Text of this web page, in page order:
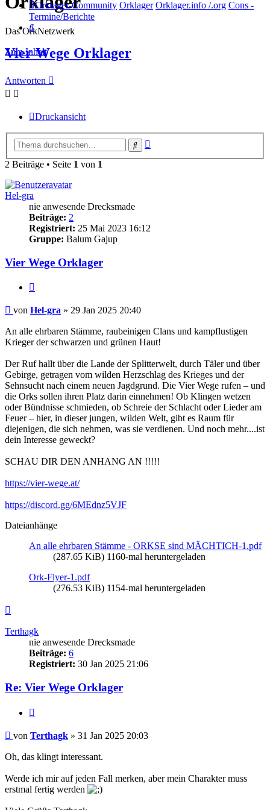
Das OrkNetzwerk
Zum Inhalt
Orklager-Community Orklager Orklager.info /.org Cons -
Termine/Berichte
Suche
Vier Wege Orklager
Antworten
Druckansicht
Suche
2 Beiträge • Seite 1 von 1
Hel-gra
nie anwesende Drecksmade
Beiträge: 2
Registriert: 25 Mai 2023 16:12
Gruppe: Balum Gajup
Vier Wege Orklager
Beitrag
von Hel-gra » 29 Jan 2025 20:40
An alle ehrbaren Stämme, raubeinigen Clans und kampflustigen
Krieger der schwarzen und grünen Haut!
Der Ruf hallt über die Lande der Splitterwelt, durch Täler und über
Gebirge, getragen vom wilden Herzschlag des Krieges und der
Sehnsucht nach einem neuen Jagdgrund. Die Vier Wege rufen – und
die Orks sollen ihren Platz darin einnehmen! Ob Klingen wetzen
oder Bündnisse schmieden, ob Schreie der Schlacht oder Lieder am
Feuer – hier, in dieser jungen, wilden Welt, gibt es Raum für
diejenigen, die sich nehmen, was sie verdienen. Und noch mehr....ist
dein Interesse geweckt?
SCHAU DIR DEN ANHANG AN !!!!!
https://vier-wege.at/
https://discord.gg/6MEdnz5VJF
Dateianhänge
An alle ehrbaren Stämme - ORKSE sind MÄCHTICH-1.pdf
(287.65 KiB) 1160-mal heruntergeladen
Ork-Flyer-1.pdf
(276.53 KiB) 1154-mal heruntergeladen
Terthagk
nie anwesende Drecksmade
Beiträge: 6
Registriert: 30 Jan 2025 21:06
Re: Vier Wege Orklager
Beitrag
von Terthagk » 31 Jan 2025 20:03
Oh, das klingt interessant.
Werde ich mir auf jeden Fall merken, aber mein Charakter muss
erstmal fertig werden